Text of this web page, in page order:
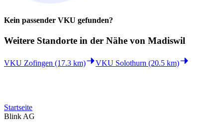
Kein passender VKU gefunden?
Weitere Standorte in der Nähe von Madiswil
VKU Zofingen (17.3 km) VKU Solothurn (20.5 km)
Startseite
Blink AG